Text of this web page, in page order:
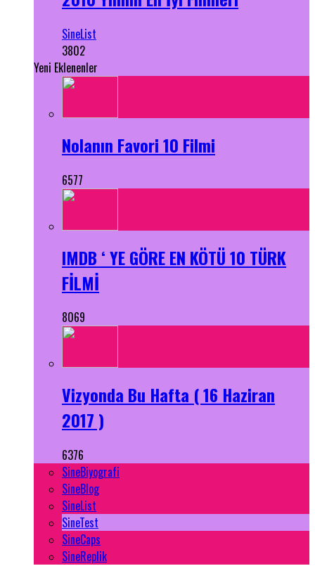
SineList
3802
Yeni Eklenenler
Nolanın Favori 10 Filmi
6577
IMDB ‘ YE GÖRE EN KÖTÜ 10 TÜRK
FİLMİ
8069
Vizyonda Bu Hafta ( 16 Haziran
2017 )
6376
SineBiyografi
SineBlog
SineList
SineTest
SineCaps
SineReplik